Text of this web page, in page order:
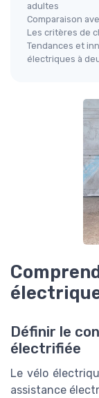
adultes
Comparaison
Les critères de
Tendances et
électriques à
Définir le
électrifiée
Le vélo
assistance